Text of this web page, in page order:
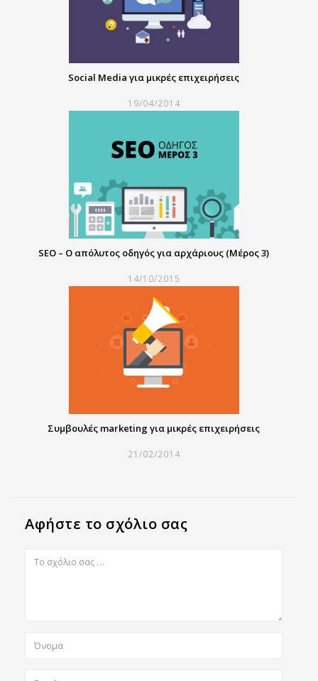
Social Media για μικρές επιχειρήσεις
19/04/2014
SEO – Ο απόλυτος οδηγός για αρχάριους (Μέρος 3)
14/10/2015
Συμβουλές marketing για μικρές επιχειρήσεις
21/02/2014
Αφήστε το σχόλιο σας